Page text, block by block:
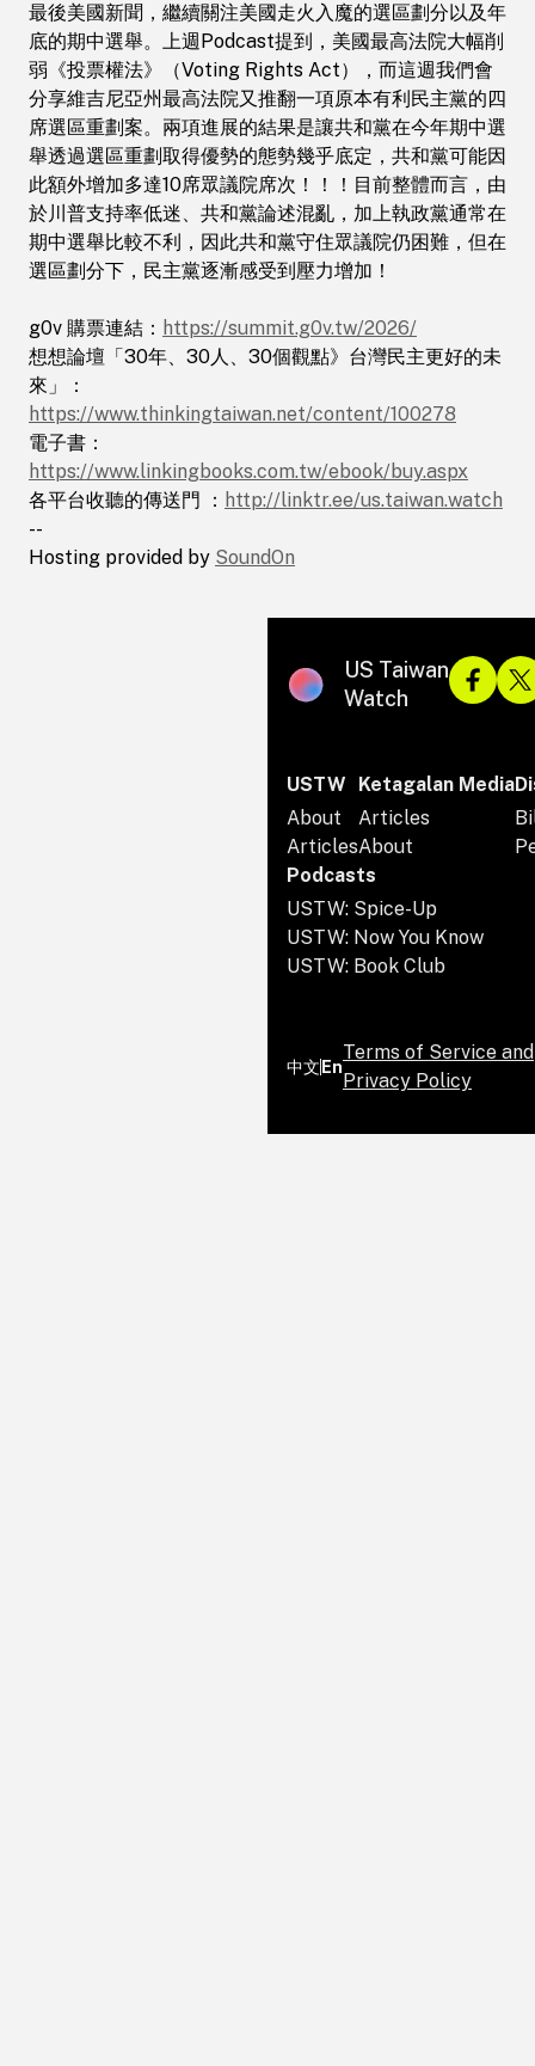
優勢的態勢幾乎底定，共和黨可能因此額外增
加多達10席眾議院席次！！！目前整體而
言，由於川普支持率低迷、共和黨論述混亂，
加上執政黨通常在期中選舉比較不利，因此共
和黨守住眾議院仍困難，但在選區劃分下，民
主黨逐漸感受到壓力增加！ g0v 購票連結：
<a
href="https://summit.g0v.tw/2026/">https://
想想論壇「30年、30人、30個觀點》台灣民
主更好的未來」：<a
電子書：<a
href="https://www.youtube.com/redirect?
各平台收聽的傳送門​ ：<a
-- Hosting provided by <a
href="https://www.soundon.fm/">SoundOn</a>
最後美國新聞，繼續關注美國走火入魔的選區劃分以及年
底的期中選舉。上週Podcast提到，美國最高法院大幅削
弱《投票權法》（Voting Rights Act），而這週我們會
分享維吉尼亞州最高法院又推翻一項原本有利民主黨的四
席選區重劃案。兩項進展的結果是讓共和黨在今年期中選
舉透過選區重劃取得優勢的態勢幾乎底定，共和黨可能因
此額外增加多達10席眾議院席次！！！目前整體而言，由
於川普支持率低迷、共和黨論述混亂，加上執政黨通常在
期中選舉比較不利，因此共和黨守住眾議院仍困難，但在
選區劃分下，民主黨逐漸感受到壓力增加！
g0v 購票連結： https://summit.g0v.tw/2026/
想想論壇「30年、30人、30個觀點》台灣民主更好的未
來」：
https://www.thinkingtaiwan.net/content/100278
電子書：
https://www.linkingbooks.com.tw/ebook/buy.aspx
各平台收聽的傳送門​ ： http://linktr.ee/us.taiwan.watch
--
Hosting provided by SoundOn
US Taiwan
Watch
USTW
About
Articles
Ketagalan Media
Articles
About
Podcasts
USTW: Spice-Up
USTW: Now You Know
USTW: Book Club
中文 En
Terms of Service and
Privacy Policy